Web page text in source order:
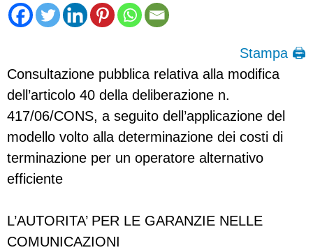
Stampa 🖨
Consultazione pubblica relativa alla modifica
dell’articolo 40 della deliberazione n.
417/06/CONS, a seguito dell’applicazione del
modello volto alla determinazione dei costi di
terminazione per un operatore alternativo
efficiente
L’AUTORITA’ PER LE GARANZIE NELLE
COMUNICAZIONI